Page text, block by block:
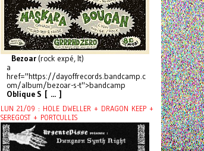
Bezoar (rock expé, It)
a
href="https://dayoffrecords.bandcamp.c
om/album/bezoar-s-t">bandcamp
Oblique S [ ... ]
LUN 21/09 : HOLE DWELLER + DRAGON KEEP +
SEREGOST + PORTCULLIS